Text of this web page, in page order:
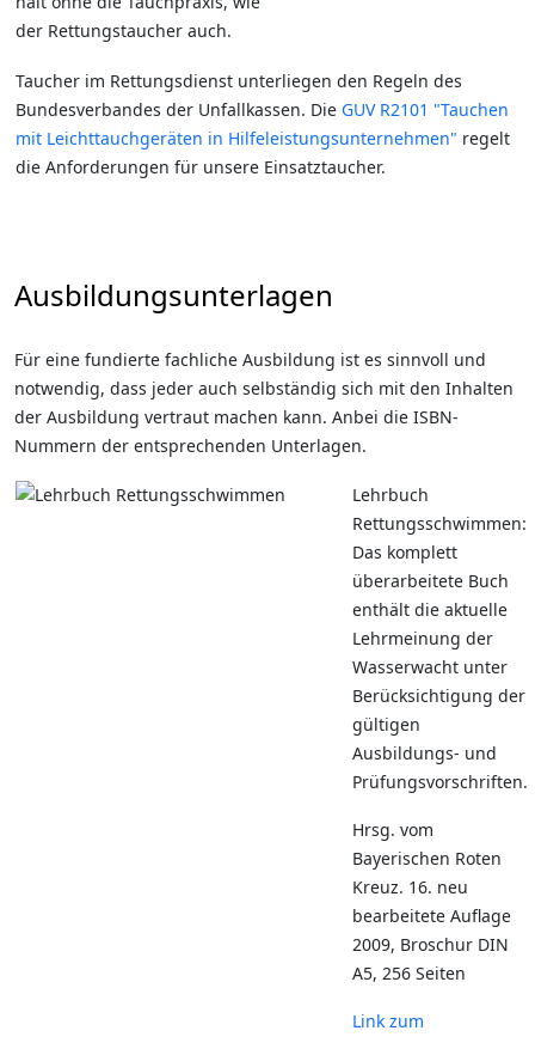
der Rettungstaucher auch.
Taucher im Rettungsdienst unterliegen den Regeln des
Bundesverbandes der Unfallkassen. Die GUV R2101 "Tauchen
mit Leichttauchgeräten in Hilfeleistungsunternehmen" regelt
die Anforderungen für unsere Einsatztaucher.
Ausbildungsunterlagen
Für eine fundierte fachliche Ausbildung ist es sinnvoll und
notwendig, dass jeder auch selbständig sich mit den Inhalten
der Ausbildung vertraut machen kann. Anbei die ISBN-
Nummern der entsprechenden Unterlagen.
Lehrbuch
Rettungsschwimmen:
Das komplett
überarbeitete Buch
enthält die aktuelle
Lehrmeinung der
Wasserwacht unter
Berücksichtigung der
gültigen
Ausbildungs- und
Prüfungsvorschriften.
Hrsg. vom
Bayerischen Roten
Kreuz. 16. neu
bearbeitete Auflage
2009, Broschur DIN
A5, 256 Seiten
Link zum